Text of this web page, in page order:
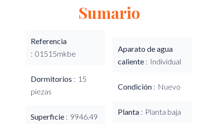
Sumario
Referencia
01515mkbe
Dormitorios
15
piezas
Superficie
9946.49
Aparato de agua
caliente
Individual
Condición Nuevo
Planta Planta baja